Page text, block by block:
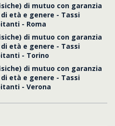
di mutuo con garanzia
età e genere - Tassi
- Roma
di mutuo con garanzia
età e genere - Tassi
- Torino
di mutuo con garanzia
età e genere - Tassi
- Verona